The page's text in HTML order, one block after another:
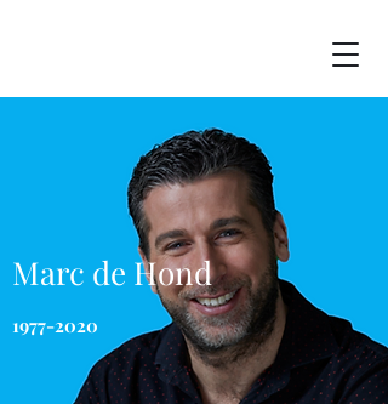
Marc de Hond
1977-2020